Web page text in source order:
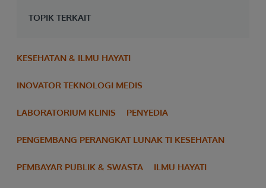
TOPIK TERKAIT
KESEHATAN & ILMU HAYATI
INOVATOR TEKNOLOGI MEDIS
LABORATORIUM KLINIS PENYEDIA
PENGEMBANG PERANGKAT LUNAK TI KESEHATAN
PEMBAYAR PUBLIK & SWASTA ILMU HAYATI